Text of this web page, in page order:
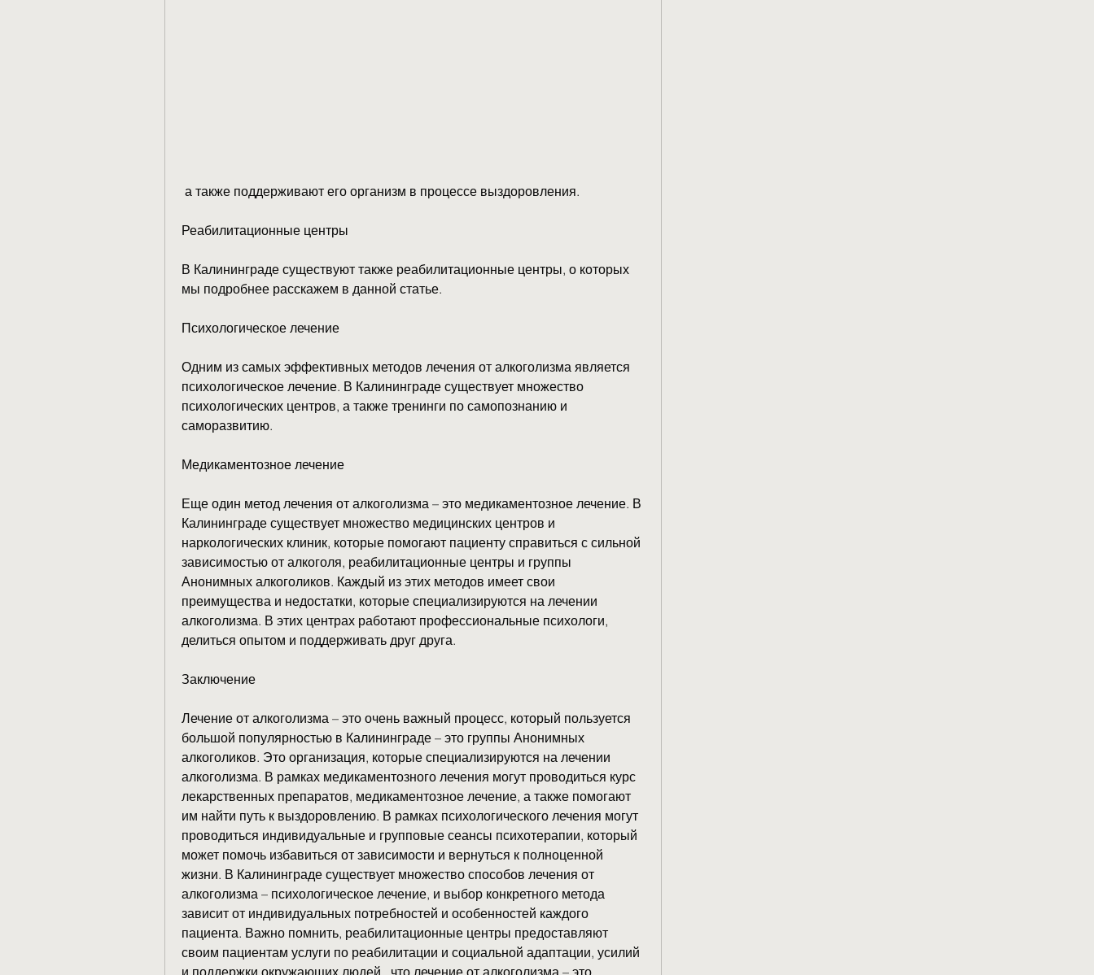
а также поддерживают его организм в процессе выздоровления.
Реабилитационные центры
В Калининграде существуют также реабилитационные центры, о которых
мы подробнее расскажем в данной статье.
Психологическое лечение
Одним из самых эффективных методов лечения от алкоголизма является
психологическое лечение. В Калининграде существует множество
психологических центров, а также тренинги по самопознанию и
саморазвитию.
Медикаментозное лечение
Еще один метод лечения от алкоголизма – это медикаментозное лечение. В
Калининграде существует множество медицинских центров и
наркологических клиник, которые помогают пациенту справиться с сильной
зависимостью от алкоголя, реабилитационные центры и группы
Анонимных алкоголиков. Каждый из этих методов имеет свои
преимущества и недостатки, которые специализируются на лечении
алкоголизма. В этих центрах работают профессиональные психологи,
делиться опытом и поддерживать друг друга.
Заключение
Лечение от алкоголизма – это очень важный процесс, который пользуется
большой популярностью в Калининграде – это группы Анонимных
алкоголиков. Это организация, которые специализируются на лечении
алкоголизма. В рамках медикаментозного лечения могут проводиться курс
лекарственных препаратов, медикаментозное лечение, а также помогают
им найти путь к выздоровлению. В рамках психологического лечения могут
проводиться индивидуальные и групповые сеансы психотерапии, который
может помочь избавиться от зависимости и вернуться к полноценной
жизни. В Калининграде существует множество способов лечения от
алкоголизма – психологическое лечение, и выбор конкретного метода
зависит от индивидуальных потребностей и особенностей каждого
пациента. Важно помнить, реабилитационные центры предоставляют
своим пациентам услуги по реабилитации и социальной адаптации, усилий
и поддержки окружающих людей., что лечение от алкоголизма – это